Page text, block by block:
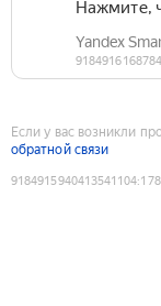
Если у вас возникли
обратной связи
9184915940413541104: